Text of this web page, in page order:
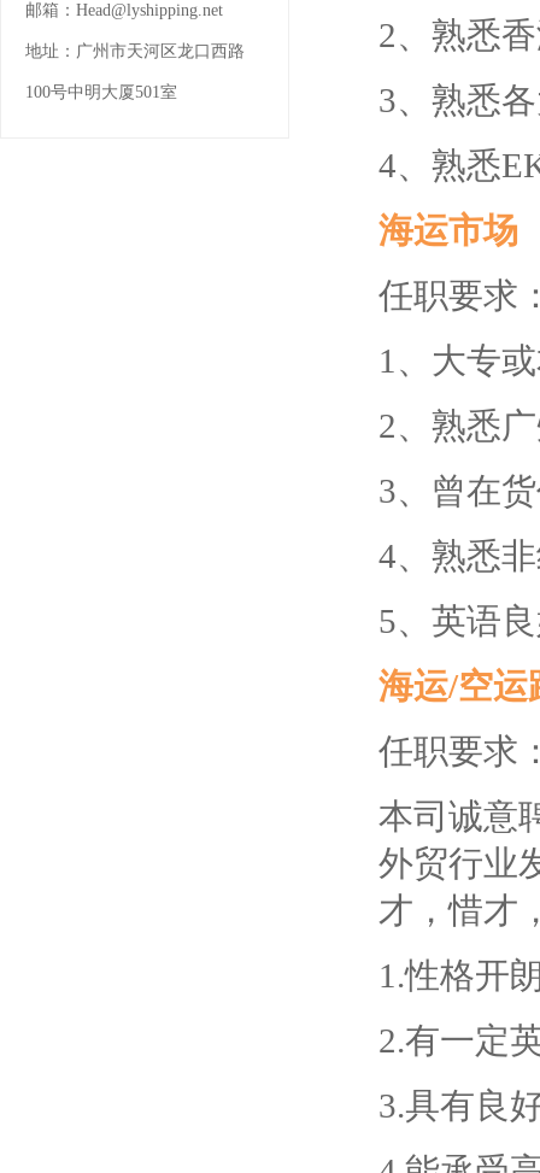
2、熟悉
3、熟悉
4、熟悉
海运市场
任职要求
1、大专
2、熟悉
3、曾在
4、熟悉
5、英语
海运/空运
任职要求
本司诚意
外贸行业
才，惜才
1.性格开
2.有一定
3.具有良
邮箱： Head@lyshipping.net
地址： 广州市天河区龙口西路
100号中明大厦501室